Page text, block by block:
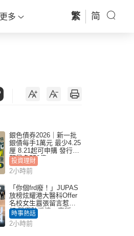
更多 繁 简
銀色債券2026｜新一批
銀債每手1萬元 最少4.25
厘 8.21起可申購 發行金
額最多550億
投資理財
2小時前
「你個frd廢！」JUPAS
放榜炫耀港大醫科Offer
名校女生囂張留言惹眾
怒 醫學院澄清：宣稱
「40.5分獲錄取」不符事
實｜Juicy叮
時事熱話
2小時前